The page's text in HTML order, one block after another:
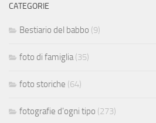
CATEGORIE
Bestiario del babbo (9)
foto di famiglia(35)
foto storiche (64)
fotografie d'ogni tipo (273)